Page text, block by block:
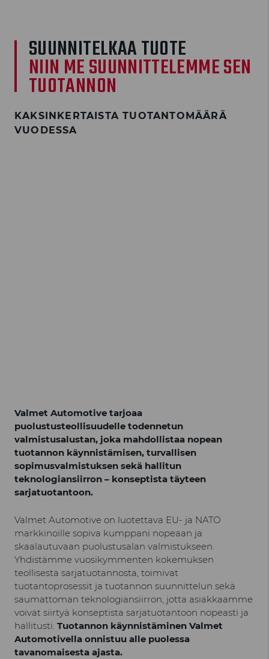
SUUNNITELKAA TUOTE
NIIN ME SUUNNITTELEMME SEN
TUOTANNON
KAKSINKERTAISTA TUOTANTOMÄÄRÄ
VUODESSA
Valmet Automotive tarjoaa
puolustusteollisuudelle todennetun
valmistusalustan, joka mahdollistaa nopean
tuotannon käynnistämisen, turvallisen
sopimusvalmistuksen sekä hallitun
teknologiansiirron – konseptista täyteen
sarjatuotantoon.
Valmet Automotive on luotettava EU- ja NATO
markkinoille sopiva kumppani nopeaan ja
skaalautuvaan puolustusalan valmistukseen.
Yhdistämme vuosikymmenten kokemuksen
teollisesta sarjatuotannosta, toimivat
tuotantoprosessit ja tuotannon suunnittelun sekä
saumattoman teknologiansiirron, jotta asiakkaamme
voivat siirtyä konseptista sarjatuotantoon nopeasti ja
hallitusti. Tuotannon käynnistäminen Valmet
Automotivella onnistuu alle puolessa
tavanomaisesta ajasta.